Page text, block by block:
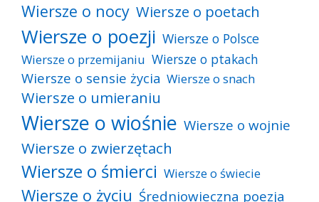
Wiersze o nocy Wiersze o poetach
Wiersze o poezji Wiersze o Polsce
Wiersze o przemijaniu Wiersze o ptakach
Wiersze o sensie życia Wiersze o snach
Wiersze o umieraniu
Wiersze o wiośnie Wiersze o wojnie
Wiersze o zwierzętach
Wiersze o śmierci Wiersze o świecie
Wiersze o życiu Średniowieczna poezja